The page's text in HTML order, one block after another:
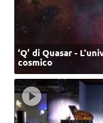
‘Q’ di Quasar -
cosmico